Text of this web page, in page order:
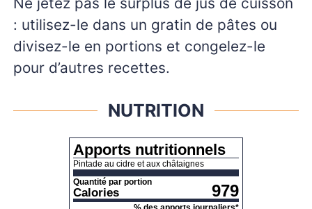
: utilisez-le dans un gratin de pâtes ou
divisez-le en portions et congelez-le
pour d’autres recettes.
NUTRITION
Apports nutritionnels
Pintade au cidre et aux châtaignes
Quantité par portion
Calories 979